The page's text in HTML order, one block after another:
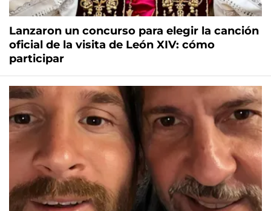
Lanzaron un concurso para elegir la canción
oficial de la visita de León XIV: cómo
participar